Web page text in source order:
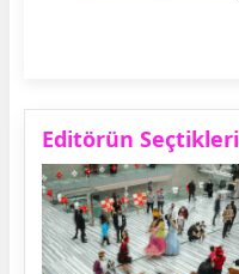
Editörün Seçtikleri